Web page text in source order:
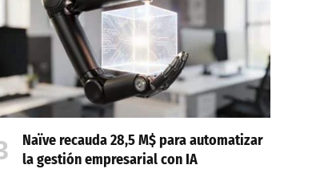
Naïve recauda 28,5 M$ para automatizar
la gestión empresarial con IA